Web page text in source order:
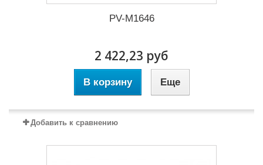
PV-M1646
2 422,23 руб
В корзину Еще
Добавить к сравнению